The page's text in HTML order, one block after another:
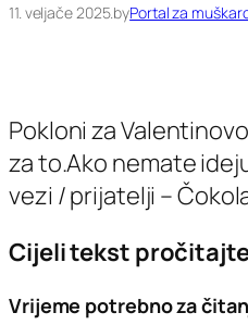
11. veljače 2025.byPortal za
Pokloni za
za to.Ako nemate
vezi / prijatelji –
Cijeli tekst
Vrijeme potrebno za